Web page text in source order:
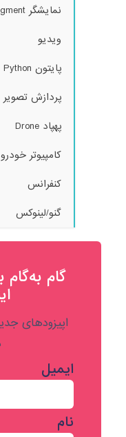
نمایشگر Segment
ویدیو
پایتون Python
پردازش تصویر
پهپاد Drone
کامپیوتر خودرو ECU
کنفرانس
گنو/لینوکس
گام به‌گام
اپیزودهای
ایمیل
نام